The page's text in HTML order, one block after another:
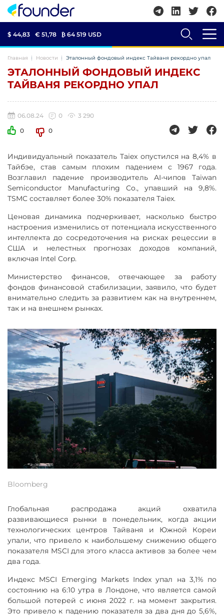
$ 44,83 € 51,78 ₿ 64 519 USD
Главная Новости Эталонный фондовый индекс Тайваня рекордно упал
ЭТАЛОННЫЙ ФОНДОВЫЙ ИНДЕКС
ТАЙВАНЯ РЕКОРДНО УПАЛ
06.08.24 0
3 290
0
0
Индивидуальный показатель Taiex опустился на 8,4% в
Тайбэе, став самым плохим падением с 1967 года.
Возглавил падение производитель AI-чипов Taiwan
Semiconductor Manufacturing Co., упавший на 9,8%.
TSMC составляет более 30% показателя Taiex.
Ценовая динамика подчеркивает, насколько быстро
настроения изменились от потенциала искусственного
интеллекта до сосредоточения на рисках рецессии в
США и нелестных прогнозах доходов компаний,
включая Intel Corp.
Министерство финансов, отвечающее за работу
фондов финансовой стабилизации, заявило, что будет
внимательно следить за развитием как на внутреннем,
так и на внешнем рынках.
Bloomberg
Глобальная распродажа акций охватила
развивающиеся рынки в понедельник, когда акции
технологических центров Тайваня и Южной Кореи
упали, что привело к наибольшему снижению общего
показателя MSCI для этого класса активов за более чем
два года.
Индекс MSCI Emerging Markets Index упал на 3,1% по
состоянию на 6:10 утра в Лондоне, что является самой
большой потерей с июня 2022 г. на момент закрытия.
Это привело к падению показателя за два дня до 5,6%,